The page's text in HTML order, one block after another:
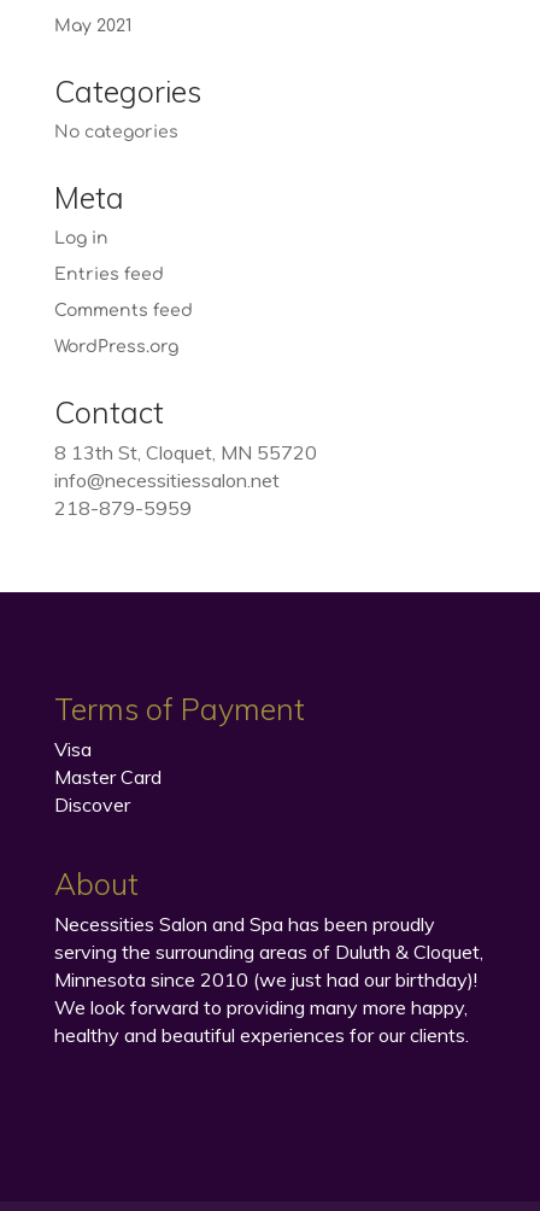
May 2021
Categories
No categories
Meta
Log in
Entries feed
Comments feed
WordPress.org
Contact
8 13th St, Cloquet, MN 55720
info@necessitiessalon.net
218-879-5959
Terms of Payment
Visa
Master Card
Discover
About
Necessities Salon and Spa has been proudly
serving the surrounding areas of Duluth & Cloquet,
Minnesota since 2010 (we just had our birthday)!
We look forward to providing many more happy,
healthy and beautiful experiences for our clients.